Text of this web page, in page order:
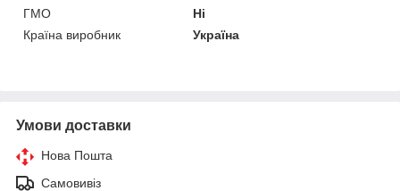
ГМО
Ні
Країна виробник
Україна
Умови доставки
Нова Пошта
Самовивіз